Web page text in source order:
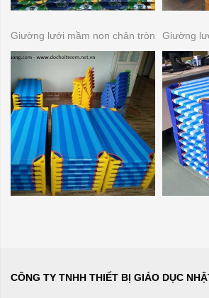
Giường lưới mầm non chân tròn
CÔNG TY TNHH THIẾT BỊ GIÁO DỤC